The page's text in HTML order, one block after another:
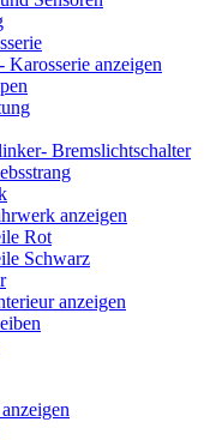
Karosserie anzeigen
Bremslichtschalter
anzeigen
Rot
Schwarz
anzeigen